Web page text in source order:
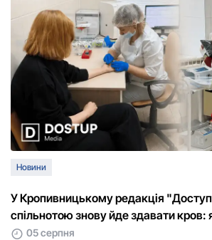
Новини
У Кропивницькому редакція
спільнотою знову йде здавати кров:
05 серпня